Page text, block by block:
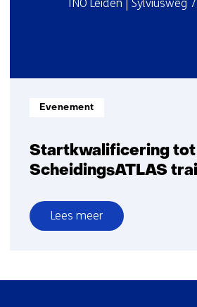
Stoere
nov
Startkwalificering tot
ScheidingsATLAS
Informatietype:
Evenement
Lees meer
over
ScheidingsATLAS
TNO Leiden | Sylviusweg